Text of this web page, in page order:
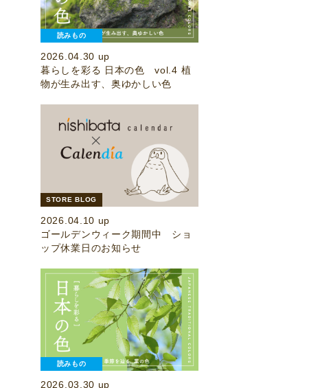
読みもの
2026.04.30 up
暮らしを彩る 日本の色 vol.4 植
物が生み出す、奥ゆかしい色
STORE BLOG
2026.04.10 up
ゴールデンウィーク期間中 ショ
ップ休業日のお知らせ
読みもの
2026.03.30 up